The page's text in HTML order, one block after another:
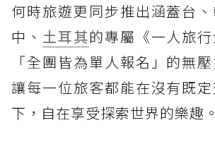
何時旅遊更同步推出涵蓋台、
中、 土耳其的專屬《一人旅
「全團皆為單人報名」的無
讓每一位旅客都能在沒有既
下，自在享受探索世界的樂趣。